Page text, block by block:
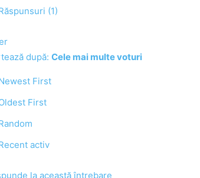
(1)
după: Cele mai multe voturi
First
First
activ
la această întrebare